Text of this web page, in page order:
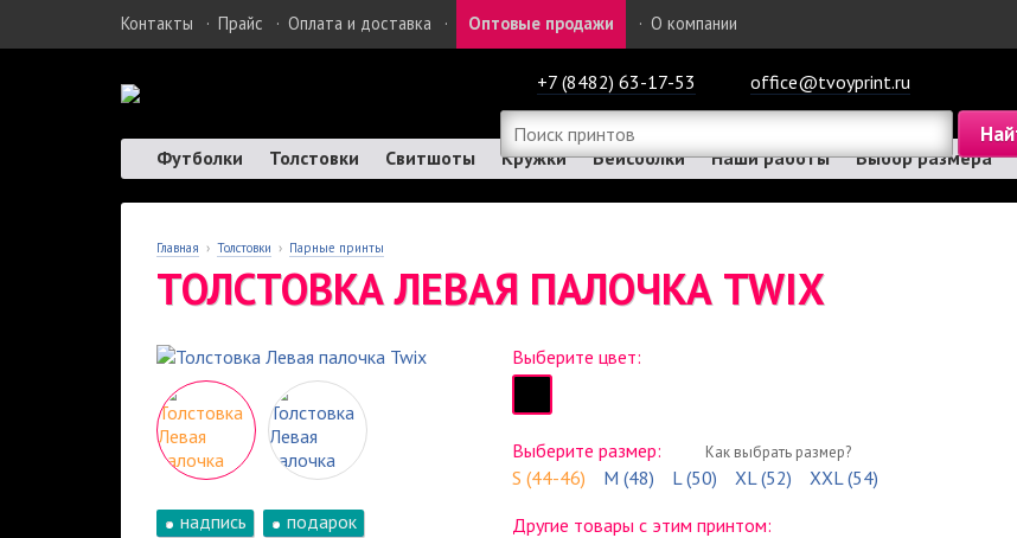
Контакты · Прайс · Оплата и доставка · Оптовые продажи · О компании
+7 (8482) 63-17-53
office@tvoyprint.ru
Футболки
Толстовки Свитшоты Кружки Бейсболки Наши работы Выбор размера
Главная › Толстовки › Парные принты
ТОЛСТОВКА ЛЕВАЯ ПАЛОЧКА TWIX
надпись
подарок
Выберите цвет:
Выберите размер: Как выбрать размер?
S (44-46) M (48) L (50) XL (52)
XXL (54)
Другие товары с этим принтом: